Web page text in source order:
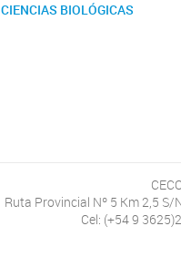
CIENCIAS BIOLÓGICAS
Ruta Provincial Nº 5 Km 2,5
Cel: (+54 9